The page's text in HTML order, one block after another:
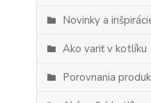
Novinky a
Ako variť v kotlíku
Porovnania